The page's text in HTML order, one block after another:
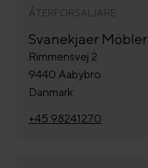
ÅTERFÖRSÄLJARE
Svanekjaer Möbler
Rimmensvej 2
9440 Aabybro
Danmark
+45 98241270